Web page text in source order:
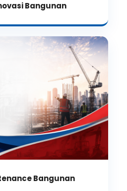
Bangunan
Bangunan